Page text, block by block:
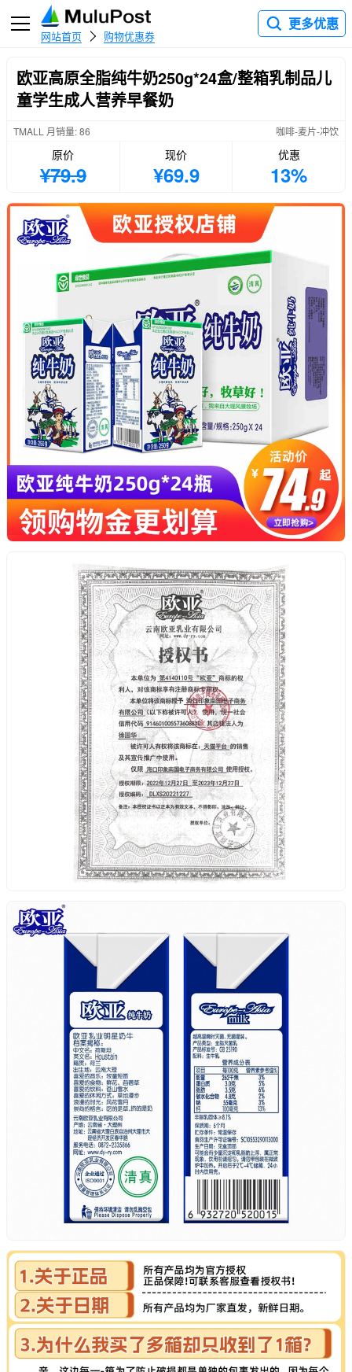
网站首页 购物优惠券
更多优惠
欧亚高原全脂纯牛奶250g*24盒/整箱乳制品儿
童学生成人营养早餐奶
TMALL 月销量: 86 咖啡-麦片-冲饮
原价
¥79.9
现价
¥69.9
优惠
13%